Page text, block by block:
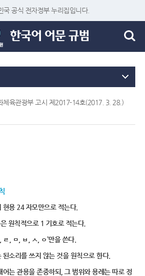
국 공식 전자정부 누리집입니다.
체육관광부 고시 제2017-14호(2017. 3. 28.)
현용 24 자모만으로 적는다.
원칙적으로 1 기호로 적는다.
ㄹ, ㅁ, ㅂ, ㅅ, ㅇ’만을 쓴다.
된소리를 쓰지 않는 것을 원칙으로 한다.
어는 관용을 존중하되, 그 범위와 용례는 따로 정